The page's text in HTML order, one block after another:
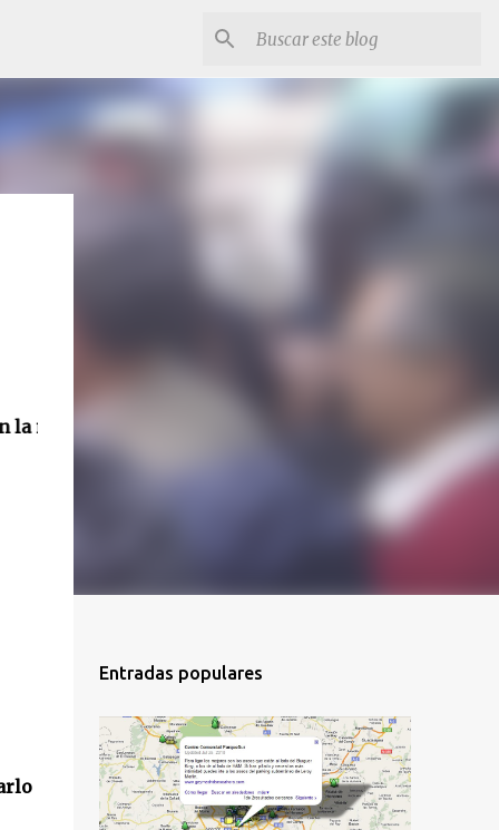
llevada a cabo con el oficial del juzgado.
Entradas populares